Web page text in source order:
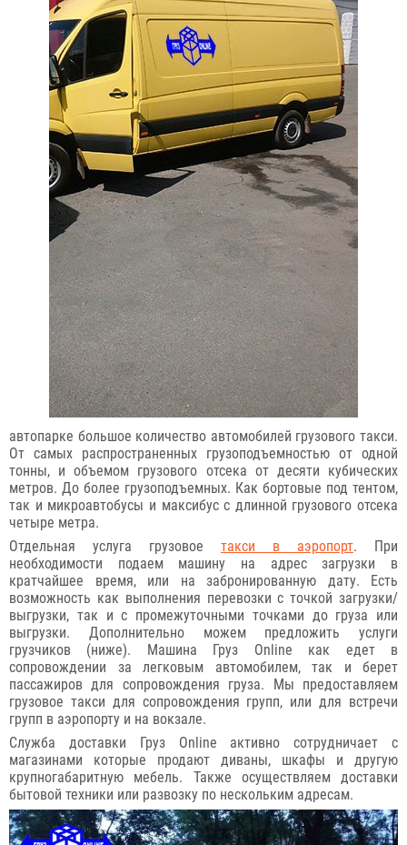
автопарке большое количество автомобилей грузового такси.
От самых распространенных грузоподъемностью от одной
тонны, и объемом грузового отсека от десяти кубических
метров. До более грузоподъемных. Как бортовые под тентом,
так и микроавтобусы и максибус с длинной грузового отсека
четыре метра.
Отдельная услуга грузовое такси в аэропорт. При
необходимости подаем машину на адрес загрузки в
кратчайшее время, или на забронированную дату. Есть
возможность как выполнения перевозки с точкой загрузки/
выгрузки, так и с промежуточными точками до груза или
выгрузки. Дополнительно можем предложить услуги
грузчиков (ниже). Машина Груз Online как едет в
сопровождении за легковым автомобилем, так и берет
пассажиров для сопровождения груза. Мы предоставляем
грузовое такси для сопровождения групп, или для встречи
групп в аэропорту и на вокзале.
Служба доставки Груз Online активно сотрудничает с
магазинами которые продают диваны, шкафы и другую
крупногабаритную мебель. Также осуществляем доставки
бытовой техники или развозку по нескольким адресам.